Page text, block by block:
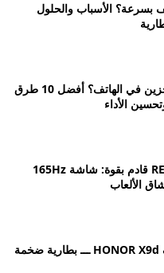
بسرعة؟ الأسباب والحلول
كيف أفرغ مساحة التخزين في الهاتف؟ أفضل 10 طرق
الأداء
هاتف REDMI K90 Max قادم بقوة: شاشة 165Hz
الألعاب
سعر ومواصفات هاتف HONOR X9d ـــ بطارية ضخمة